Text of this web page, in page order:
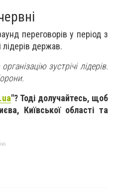
переговорів у період з
держав.
зустрічі лідерів.
"? Тоді долучайтесь, щоб
Київської області та